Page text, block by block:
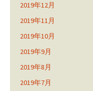
2019年12月
2019年11月
2019年10月
2019年9月
2019年8月
2019年7月